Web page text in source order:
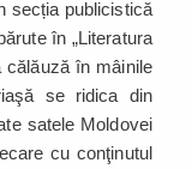
secția publicistică
în „Literatura
călăuză în mâinile
se ridica din
satele Moldovei
cu conţinutul